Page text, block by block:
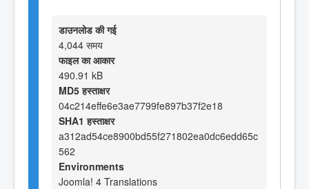
डाउनलोड की गई
4,044 समय
फाइल का आकार
490.91 kB
MD5 हस्ताक्षर
04c214effe6e3ae7799fe897b37f2e18
SHA1 हस्ताक्षर
a312ad54ce8900bd55f271802ea0dc6edd65c
562
Environments
Joomla! 4 Translations